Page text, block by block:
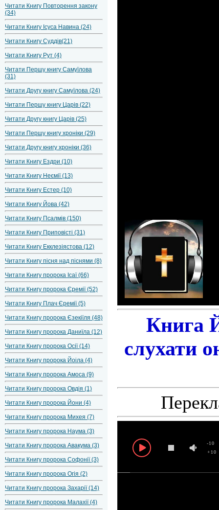
Читати Книгу Повторення закону
(34)
Читати Книгу Ісуса Навина (24)
Читати Книгу Суддів(21)
Читати Книгу Рут (4)
Читати Першу книгу Самуїлова
(31)
Читати Другу книгу Самуїлова (24)
Читати Першу книгу Царів (22)
Читати Другу книгу Царів (25)
Читати Першу книгу хроніки (29)
Читати Другу книгу хроніки (36)
Читати Книгу Ездри (10)
Читати Книгу Неємії (13)
Читати Книгу Естер (10)
Читати Книгу Йова (42)
Читати Книгу Псалмів (150)
Читати Книгу Приповісті (31)
Читати Книгу Екклезіястова (12)
Читати Книгу пісня над піснями (8)
Читати Книгу пророка Ісаї (66)
Читати Книгу пророка Єремії (52)
Читати Книгу Плач Єремії (5)
Читати Книгу пророка Єзекіїля (48)
Читати Книгу пророка Даниїла (12)
Читати Книгу пророка Осії (14)
Читати Книгу пророка Йоіла (4)
Читати Книгу пророка Амоса (9)
Читати Книгу пророка Овдія (1)
Читати Книгу пророка Йони (4)
Читати Книгу пророка Михея (7)
Читати Книгу пророка Наума (3)
Читати Книгу пророка Авакума (3)
Читати Книгу пророка Софонії (3)
Читати Книгу пророка Огія (2)
Читати Книгу пророка Захарії (14)
Читати Книгу пророка Малахії (4)
Книга
слухати
+10
-10